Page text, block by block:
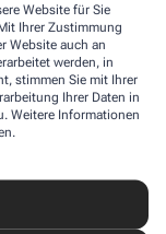
Website für Sie
Ihrer Zustimmung
Website auch an
werden, in
stimmen Sie mit Ihrer
Ihrer Daten in
Weitere Informationen